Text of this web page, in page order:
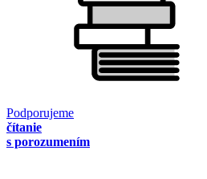
Podporujeme
čítanie
s porozumením